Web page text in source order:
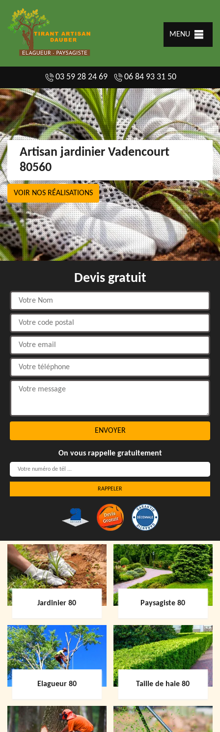
MENU
03 59 28 24 69 06 84 93 31 50
Artisan jardinier Vadencourt
80560
VOIR NOS RÉALISATIONS
Devis gratuit
On vous rappelle gratuitement
Jardinier 80 Paysagiste 80
Elagueur 80 Taille de haie 80